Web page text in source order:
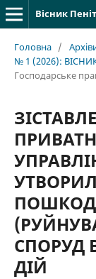
Вісник
Головна /
№ 1 (2026):
Господарське
СПОРУД
ДІЙ